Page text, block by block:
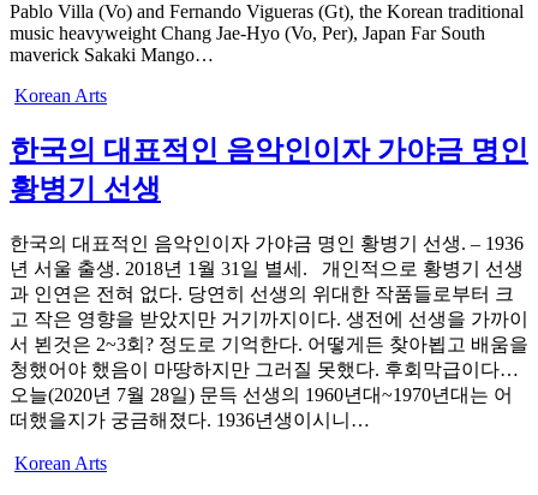
Pablo Villa (Vo) and Fernando Vigueras (Gt), the Korean traditional
music heavyweight Chang Jae-Hyo (Vo, Per), Japan Far South
maverick Sakaki Mango…
Korean Arts
한국의 대표적인 음악인이자 가야금 명인
황병기 선생
한국의 대표적인 음악인이자 가야금 명인 황병기 선생. – 1936
년 서울 출생. 2018년 1월 31일 별세. 개인적으로 황병기 선생
과 인연은 전혀 없다. 당연히 선생의 위대한 작품들로부터 크
고 작은 영향을 받았지만 거기까지이다. 생전에 선생을 가까이
서 뵌것은 2~3회? 정도로 기억한다. 어떻게든 찾아뵙고 배움을
청했어야 했음이 마땅하지만 그러질 못했다. 후회막급이다…
오늘(2020년 7월 28일) 문득 선생의 1960년대~1970년대는 어
떠했을지가 궁금해졌다. 1936년생이시니…
Korean Arts